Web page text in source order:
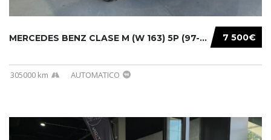
7 500€
MERCEDES BENZ CLASE M (W 163) 5P (97-05) 200...
305000 km AUTOMATICO